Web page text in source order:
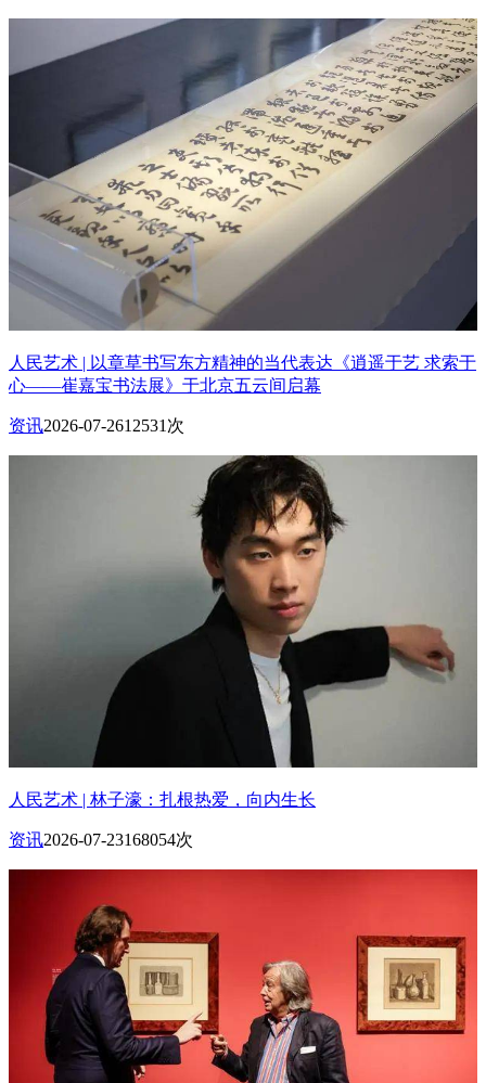
人民艺术 | 以章草书写东方精神的当代表达《逍遥于艺 求索于
心——崔嘉宝书法展》于北京五云间启幕
资讯2026-07-2612531次
人民艺术 | 林子濠：扎根热爱，向内生长
资讯2026-07-23168054次